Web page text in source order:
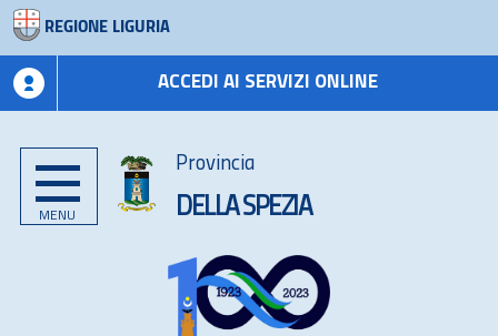
REGIONE LIGURIA
ACCEDI AI SERVIZI ONLINE
MENU
Provincia
DELLA SPEZIA